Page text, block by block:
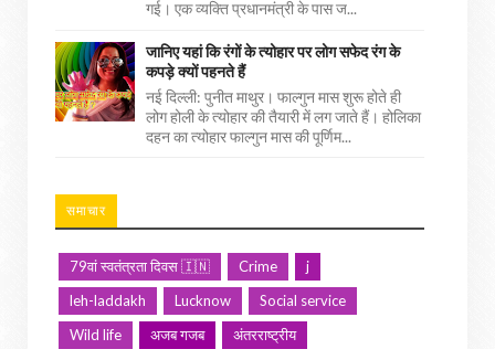
गई। एक व्यक्ति प्रधानमंत्री के पास ज...
जानिए यहां कि रंगों के त्योहार पर लोग सफेद रंग के
कपड़े क्यों पहनते हैं
नई दिल्ली: पुनीत माथुर। फाल्गुन मास शुरू होते ही
लोग होली के त्योहार की तैयारी में लग जाते हैं। होलिका
दहन का त्योहार फाल्गुन मास की पूर्णिम...
समाचार
79वां स्वतंत्रता दिवस 🇮🇳 Crime
j
leh-laddakh
Lucknow
Social service
Wild life
अजब गजब
अंतरराष्ट्रीय